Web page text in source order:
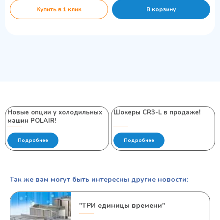
Купить в 1 клик В корзину
Новые опции у холодильных
машин POLAIR!
Подробнее
Шокеры CR3-L в продаже!
Подробнее
Так же вам могут быть интересны другие новости:
"ТРИ единицы времени"